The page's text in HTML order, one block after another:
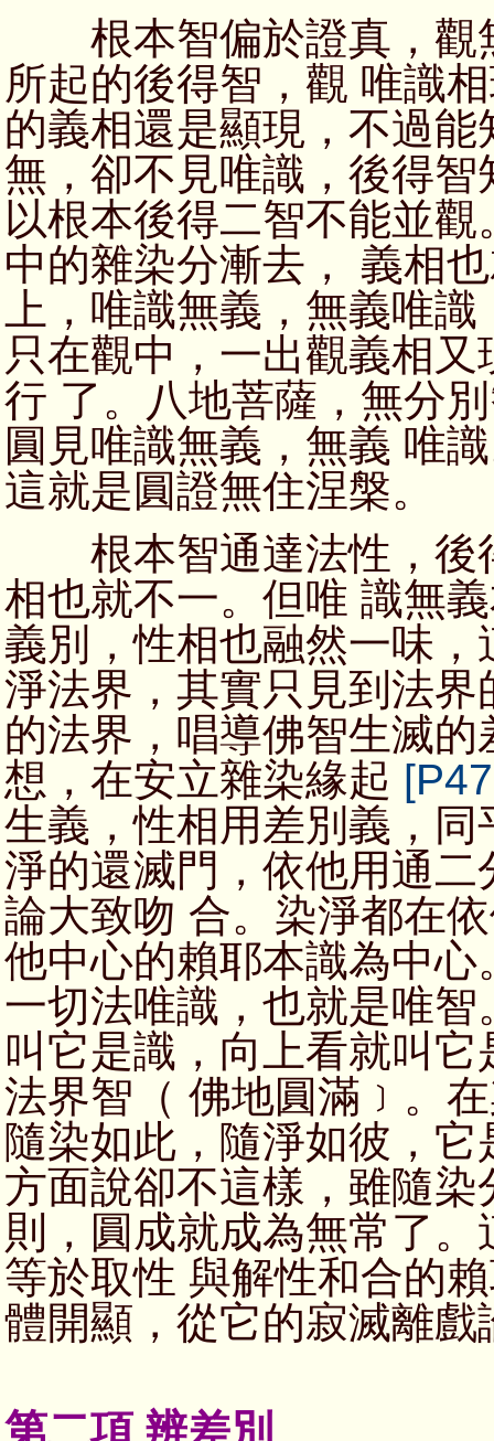
根本智偏於證真，觀
所起的後得智，觀 唯識
的義相還是顯現，不過
無，卻不見唯識，後得
以根本後得二智不能並
中的雜染分漸去， 義相
上，唯識無義，無義唯
只在觀中，一出觀義相
行 了。八地菩薩，無分
圓見唯識無義，無義 唯
這就是圓證無住涅槃。
根本智通達法性，後
相也就不一。但唯 識無
義別，性相也融然一味
淨法界，其實只見到法
的法界，唱導佛智生滅
想，在安立雜染緣起
生義，性相用差別義，
淨的還滅門，依他用通
論大致吻 合。染淨都在
他中心的賴耶本識為中
一切法唯識，也就是唯
叫它是識，向上看就叫
法界智（ 佛地圓滿﹞。
隨染如此，隨淨如彼，
方面說卻不這樣，雖隨
則，圓成就成為無常了
等於取性 與解性和合的
體開顯，從它的寂滅離
第二項 辨差別